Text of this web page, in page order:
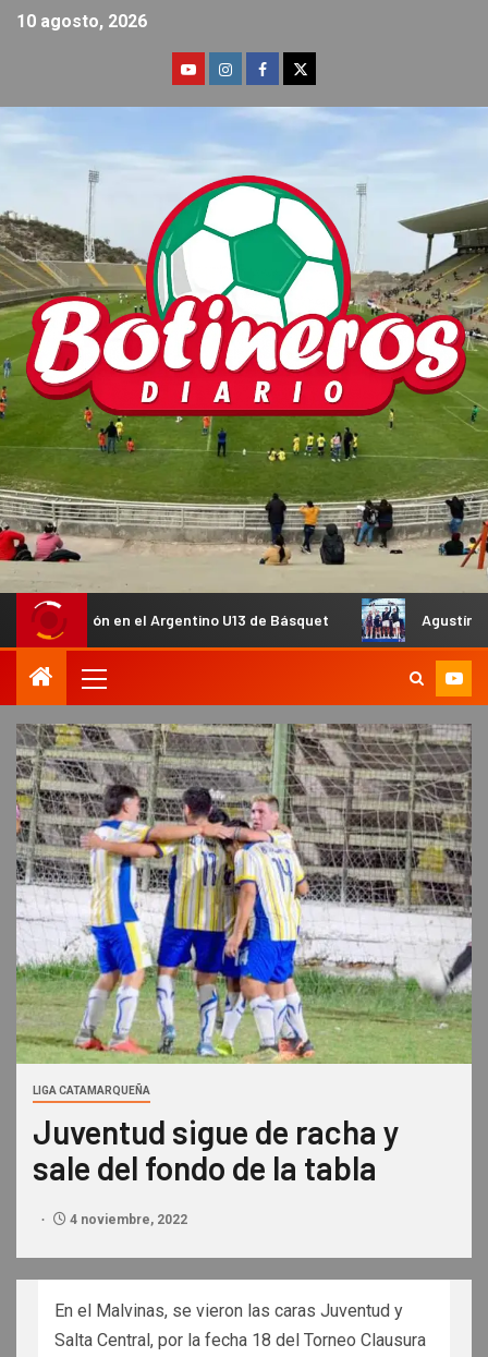
10 agosto, 2026
en el Argentino U13 de Básquet Agustín Tapia y Arturo
LIGA CATAMARQUEÑA
Juventud sigue de racha y
sale del fondo de la tabla
4 noviembre, 2022
En el Malvinas, se vieron las caras Juventud y
Salta Central, por la fecha 18 del Torneo Clausura